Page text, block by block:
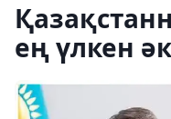
ең үлкен